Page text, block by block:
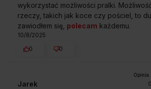
wykorzystać możliwości pralki.
rzeczy, takich jak koce czy pościel, to
zawiodłem się, polecam każdemu.
10/8/2025
0
0
Jarek